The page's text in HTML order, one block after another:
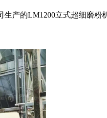
生产的LM1200立式超细磨